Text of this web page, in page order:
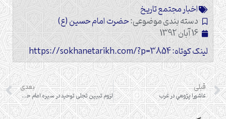
اخبار مجتمع تاریخ
دسته بندی موضوعی:حضرت امام حسین (ع)
16 آبان 1392
لینک کوتاه: https://sokhanetarikh.com/?p=3854
قبلی
عاشورا پژوهي در غرب
بعدی
لزوم تبیین تجلی توحید در سیره امام حسین(ع)